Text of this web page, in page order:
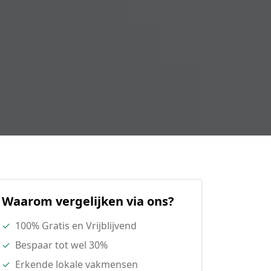
Waarom vergelijken via ons?
✓ 100% Gratis en Vrijblijvend
✓ Bespaar tot wel 30%
✓ Erkende lokale vakmensen